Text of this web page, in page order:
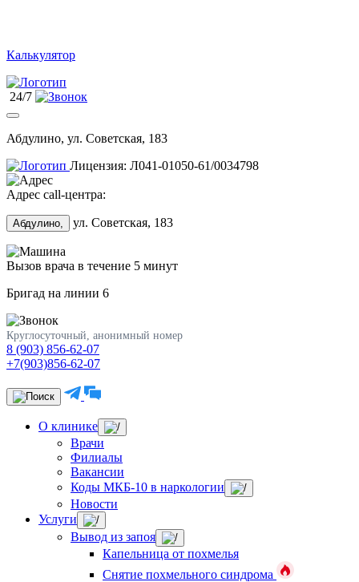
Калькулятор
24/7
Абдулино, ул. Советская, 183
Лицензия: Л041-01050-61/0034798
Адрес call-центра:
Абдулино, ул. Советская, 183
Вызов врача в течение 5 минут
Бригад на линии 6
Круглосуточный, анонимный номер
8 (903) 856-62-07
+7(903)856-62-07
О клинике
Врачи
Филиалы
Вакансии
Коды МКБ-10 в наркологии
Новости
Услуги
Вывод из запоя
Капельница от похмелья
Снятие похмельного синдрома